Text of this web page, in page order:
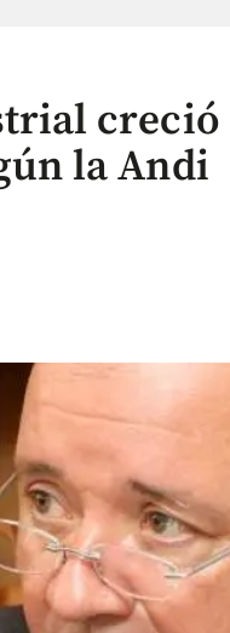
creció
la Andi